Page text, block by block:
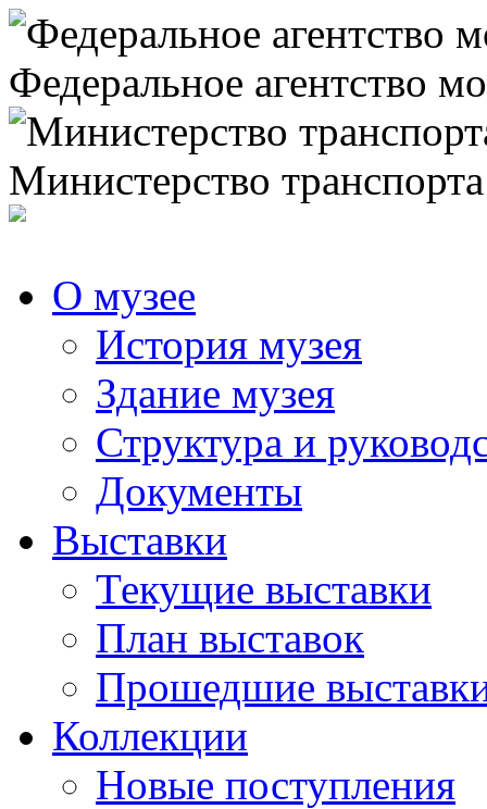
Федеральное агентство
Министерство
О музее
История музея
Здание музея
Структура и
Документы
Выставки
Текущие выставки
План выставок
Прошедшие
Коллекции
Новые поступления